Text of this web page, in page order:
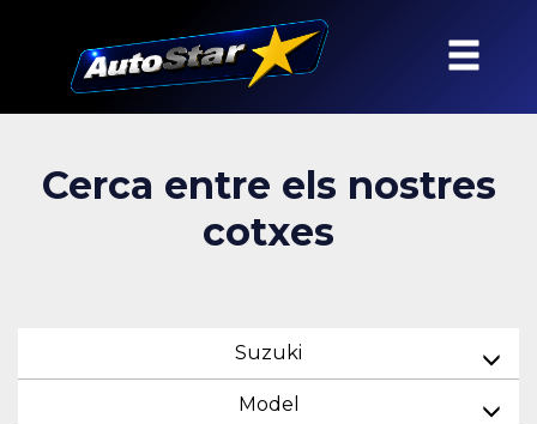
Cerca entre els nostres
cotxes
Suzuki
Model